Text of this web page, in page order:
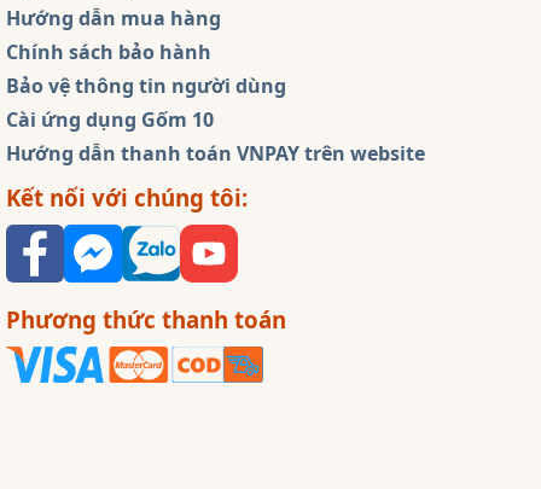
Hướng dẫn mua hàng
Chính sách bảo hành
Bảo vệ thông tin người dùng
Cài ứng dụng Gốm 10
Hướng dẫn thanh toán VNPAY trên website
Kết nối với chúng tôi:
Phương thức thanh toán